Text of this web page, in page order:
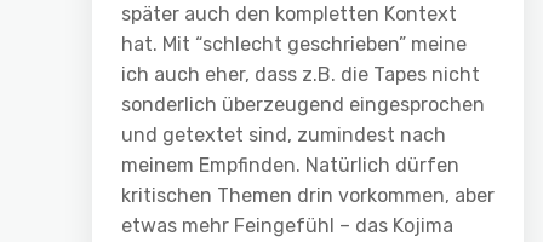
später auch den kompletten Kontext
hat. Mit “schlecht geschrieben” meine
ich auch eher, dass z.B. die Tapes nicht
sonderlich überzeugend eingesprochen
und getextet sind, zumindest nach
meinem Empfinden. Natürlich dürfen
kritischen Themen drin vorkommen, aber
etwas mehr Feingefühl – das Kojima